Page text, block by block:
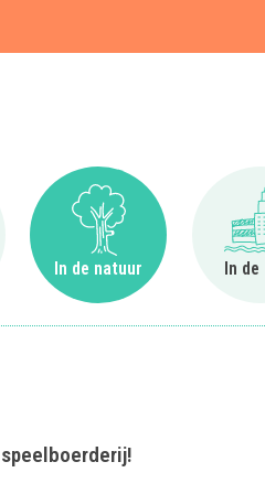
de boer
In de natuur
Ga naar In de natuur
In